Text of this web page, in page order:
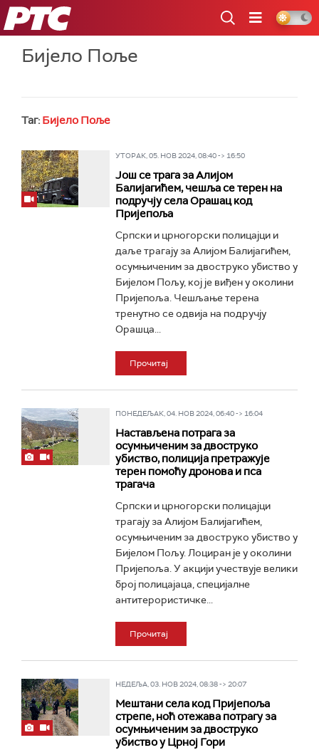
РТС
Бијело Поље
Таг: Бијело Поље
УТОРАК, 05. НОВ 2024, 08:40 -> 16:50
Још се трага за Алијом
Балијагићем, чешља се терен на
подручју села Орашац код
Пријепоља
Српски и црногорски полицајци и
даље трагају за Алијом Балијагићем,
осумњиченим за двоструко убиство у
Бијелом Пољу, кој је виђен у околини
Пријепоља. Чешљање терена
тренутно се одвија на подручју
Орашца...
Прочитај
ПОНЕДЕЉАК, 04. НОВ 2024, 06:40 -> 16:04
Настављена потрага за
осумњиченим за двоструко
убиство, полиција претражује
терен помоћу дронова и пса
трагача
Српски и црногорски полицајци
трагају за Алијом Балијагићем,
осумњиченим за двоструко убиство у
Бијелом Пољу. Лоциран је у околини
Пријепоља. У акцији учествује велики
број полицајаца, специјалне
антитерористичке...
Прочитај
НЕДЕЉА, 03. НОВ 2024, 08:38 -> 20:07
Мештани села код Пријепоља
стрепе, ноћ отежава потрагу за
осумњиченим за двоструко
убиство у Црној Гори